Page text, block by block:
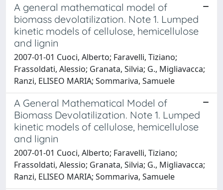
A general mathematical model of
biomass devolatilization. Note 1. Lumped
kinetic models of cellulose, hemicellulose
and lignin
2007-01-01 Cuoci, Alberto; Faravelli, Tiziano;
Frassoldati, Alessio; Granata, Silvia; G., Migliavacca;
Ranzi, ELISEO MARIA; Sommariva, Samuele
A General Mathematical Model of
Biomass Devolatilization. Note 1. Lumped
kinetic models of cellulose, hemicellulose
and lignin
2007-01-01 Cuoci, Alberto; Faravelli, Tiziano;
Frassoldati, Alessio; Granata, Silvia; G., Migliavacca;
Ranzi, ELISEO MARIA; Sommariva, Samuele